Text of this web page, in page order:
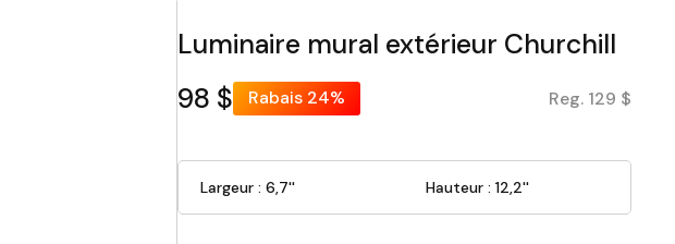
Luminaire mural extérieur Churchill
98 $
Rabais24% Reg. 129 $
Largeur : 6,7'' Hauteur : 12,2''